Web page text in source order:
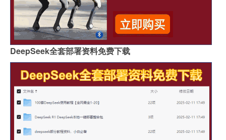
DeepSeek全套部署资料免费下载